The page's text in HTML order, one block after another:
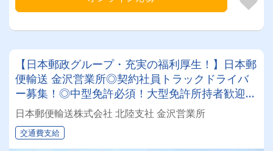
【日本郵政グループ・充実の福利厚生！】日本郵
便輸送 金沢営業所◎契約社員トラックドライバ
ー募集！◎中型免許必須！大型免許所持者歓迎☆
彡 正社員登用あり☆彡
日本郵便輸送株式会社 北陸支社 金沢営業所
交通費支給